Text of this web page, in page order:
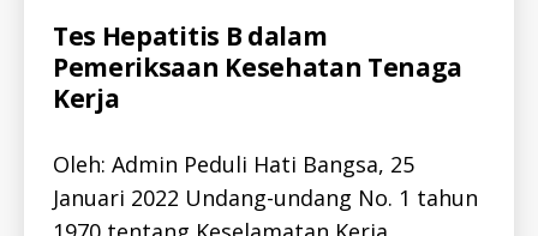
Categories
A
L
L
-
O
C
-
LI
Tes Hepatitis B dalam
Pemeriksaan Kesehatan Tenaga
Kerja
Oleh: Admin Peduli Hati Bangsa, 25
Januari 2022 Undang-undang No. 1 tahun
h
e
-
b
,